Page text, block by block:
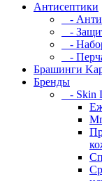
Антисептики
-
-
-
-
Брашинги
Бренды
- Skin